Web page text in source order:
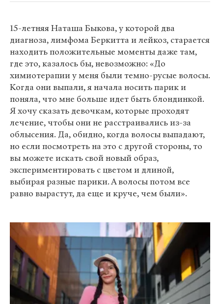
15-летняя Наташа Быкова, у которой два
диагноза, лимфома Беркитта и лейкоз, старается
находить положительные моменты даже там,
где это, казалось бы, невозможно: «До
химиотерапии у меня были темно-русые волосы.
Когда они выпали, я начала носить парик и
поняла, что мне больше идет быть блондинкой.
Я хочу сказать девочкам, которые проходят
лечение, чтобы они не расстраивались из-за
облысения. Да, обидно, когда волосы выпадают,
но если посмотреть на это с другой стороны, то
вы можете искать свой новый образ,
экспериментировать с цветом и длиной,
выбирая разные парики. А волосы потом все
равно вырастут, да еще и круче, чем были».